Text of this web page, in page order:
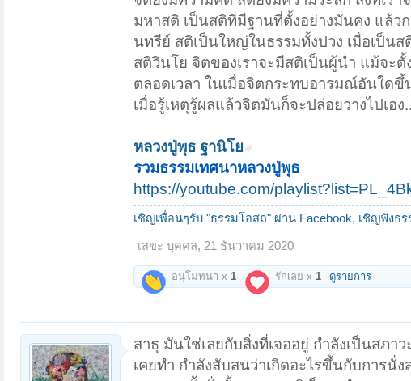
มหาสติ เป็นสติที่มีฐานที่ตั้งอย่างมั่นคง แล้ว
นทรีย์ สติเป็นใหญ่ในธรรมทั้งปวง เมื่อเป็น
สติวินโย จิตของเราจะมีสติเป็นผู้นำ แม้จะ
ตลอดเวลา ในเมื่อจิตกระทบอารมณ์อันใด
เมื่อรู้เหตุรู้ผลแล้วจิตมันก็จะปล่อยวางไปเอง
หลวงปู่พุธ ฐานิโย
รวมธรรมเทศนาหลวงปู่พุธ
https://youtube.com/
เชิญเพื่อนๆรับ "ธรรมโอสถ" ผ่าน Facebook, เชิญฟังธร
เสขะ บุคคล, 21 ธันวาคม 2020
อนุโมทนา x 1 รักเลย x 1 ดูรายการ
สาธุ มันใช่เลยกับสิ่งที่เจออยู่ กำลังเป็นสภา
เคยทำ กำลังสับสนว่าเกิดอะไรขึ้นกับการนั่ง